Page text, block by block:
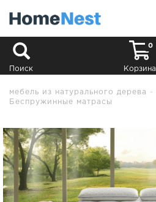
Поиск
0
Корзина
мебель из натурального дерева
Беспружинные матрасы